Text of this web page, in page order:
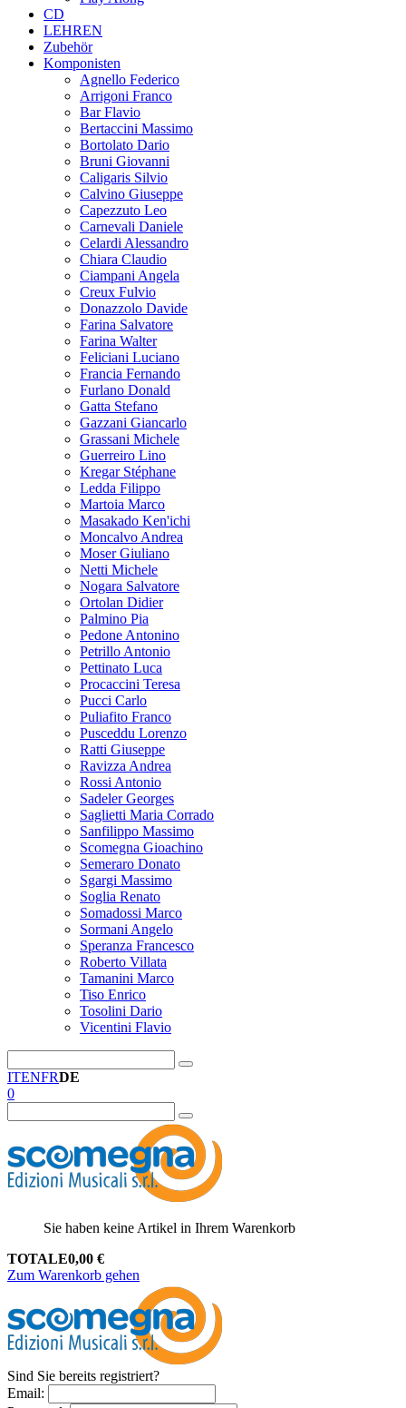
CD
LEHREN
Zubehör
Komponisten
Agnello Federico
Arrigoni Franco
Bar Flavio
Bertaccini Massimo
Bortolato Dario
Bruni Giovanni
Caligaris Silvio
Calvino Giuseppe
Capezzuto Leo
Carnevali Daniele
Celardi Alessandro
Chiara Claudio
Ciampani Angela
Creux Fulvio
Donazzolo Davide
Farina Salvatore
Farina Walter
Feliciani Luciano
Francia Fernando
Furlano Donald
Gatta Stefano
Gazzani Giancarlo
Grassani Michele
Guerreiro Lino
Kregar Stéphane
Ledda Filippo
Martoia Marco
Masakado Ken'ichi
Moncalvo Andrea
Moser Giuliano
Netti Michele
Nogara Salvatore
Ortolan Didier
Palmino Pia
Pedone Antonino
Petrillo Antonio
Pettinato Luca
Procaccini Teresa
Pucci Carlo
Puliafito Franco
Pusceddu Lorenzo
Ratti Giuseppe
Ravizza Andrea
Rossi Antonio
Sadeler Georges
Saglietti Maria Corrado
Sanfilippo Massimo
Scomegna Gioachino
Semeraro Donato
Sgargi Massimo
Soglia Renato
Somadossi Marco
Sormani Angelo
Speranza Francesco
Roberto Villata
Tamanini Marco
Tiso Enrico
Tosolini Dario
Vicentini Flavio
ITENFRDE
0
Sie haben keine Artikel in Ihrem Warenkorb
TOTALE0,00 €
Zum Warenkorb gehen
Sind Sie bereits registriert?
Email: